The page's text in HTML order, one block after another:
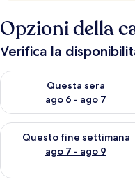
Opzioni della
Verifica la
Questa sera
ago 6 - ago 7
Verifica la disponibilità per
Questo fine settimana
ago 7 - ago 9
Verifica la disponibilità